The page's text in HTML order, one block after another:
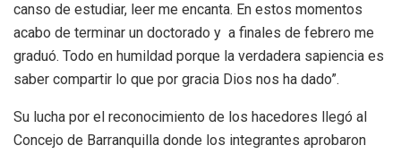
canso de estudiar, leer me encanta. En estos momentos
acabo de terminar un doctorado y a finales de febrero me
graduó. Todo en humildad porque la verdadera sapiencia es
saber compartir lo que por gracia Dios nos ha dado”.
Su lucha por el reconocimiento de los hacedores llegó al
Concejo de Barranquilla donde los integrantes aprobaron